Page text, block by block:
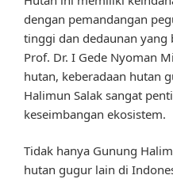
dengan pemandangan
tinggi dan dedaunan
Prof. Dr. I Gede Nyoman
hutan, keberadaan hutan
Halimun Salak sangat
keseimbangan ekosistem.
Tidak hanya Gunung
hutan gugur lain di